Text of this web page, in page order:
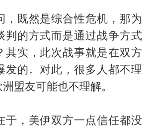
，既然是综合性危机，那为
判的方式而是通过战争方式
其实，此次战事就是在双方
发的。对此，很多人都不理
盟友可能也不理解。
于，美伊双方一点信任都没